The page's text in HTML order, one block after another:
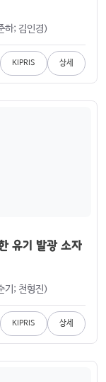
하; 김인경)
KIPRIS 상세
유기 발광 소자
기; 천형진)
KIPRIS 상세